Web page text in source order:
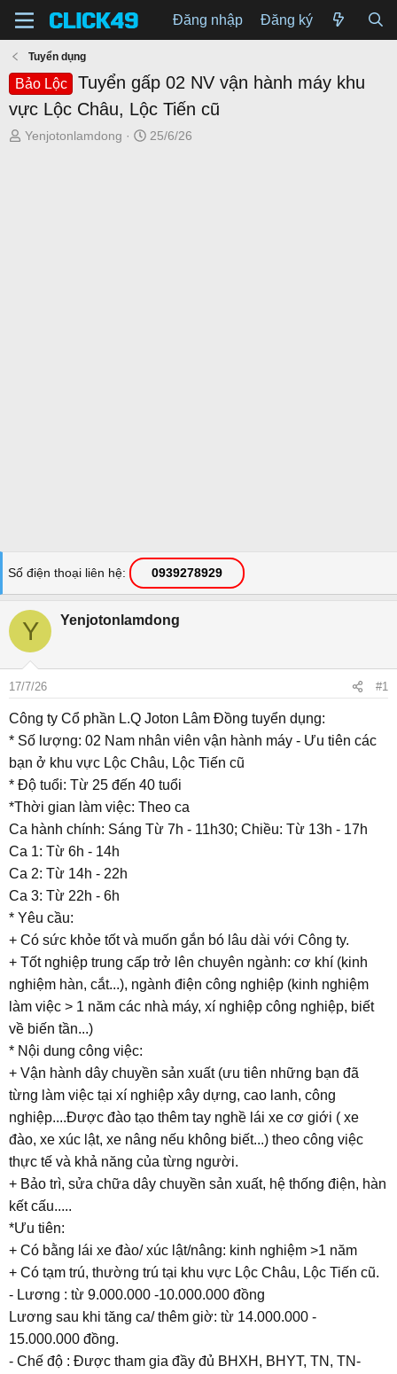
Đăng nhập Đăng ký
Tuyển dụng
Bảo Lộc
Tuyển gấp 02 NV vận hành máy khu
vực Lộc Châu, Lộc Tiến cũ
T
Yenjotonlamdong
N
25/6/26
Số điện thoại liên hệ 0939278929
Y Yenjotonlamdong
17/7/26 #1
Công ty Cổ phần L.Q Joton Lâm Đồng tuyển dụng:
* Số lượng: 02 Nam nhân viên vận hành máy - Ưu tiên các
bạn ở khu vực Lộc Châu, Lộc Tiến cũ
* Độ tuổi: Từ 25 đến 40 tuổi
*Thời gian làm việc: Theo ca
Ca hành chính: Sáng Từ 7h - 11h30; Chiều: Từ 13h - 17h
Ca 1: Từ 6h - 14h
Ca 2: Từ 14h - 22h
Ca 3: Từ 22h - 6h
* Yêu cầu:
+ Có sức khỏe tốt và muốn gắn bó lâu dài với Công ty.
+ Tốt nghiệp trung cấp trở lên chuyên ngành: cơ khí (kinh
nghiệm hàn, cắt...), ngành điện công nghiệp (kinh nghiệm
làm việc > 1 năm các nhà máy, xí nghiệp công nghiệp, biết
về biến tần...)
* Nội dung công việc:
+ Vận hành dây chuyền sản xuất (ưu tiên những bạn đã
từng làm việc tại xí nghiệp xây dựng, cao lanh, công
nghiệp....Được đào tạo thêm tay nghề lái xe cơ giới ( xe
đào, xe xúc lật, xe nâng nếu không biết...) theo công việc
thực tế và khả năng của từng người.
+ Bảo trì, sửa chữa dây chuyền sản xuất, hệ thống điện, hàn
kết cấu.....
*Ưu tiên:
+ Có bằng lái xe đào/ xúc lật/nâng: kinh nghiệm >1 năm
+ Có tạm trú, thường trú tại khu vực Lộc Châu, Lộc Tiến cũ.
- Lương : từ 9.000.000 -10.000.000 đồng
Lương sau khi tăng ca/ thêm giờ: từ 14.000.000 -
15.000.000 đồng.
- Chế độ : Được tham gia đầy đủ BHXH, BHYT, TN, TN-